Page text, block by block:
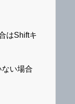
はShiftキ
い場合